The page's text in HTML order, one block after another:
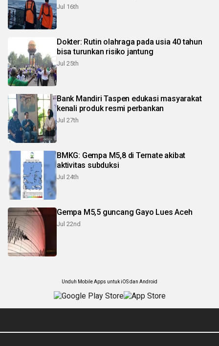
Jul 16th
Dokter: Rutin olahraga pada usia 40 tahun
bisa turunkan risiko jantung
Jul 25th
Bank Mandiri Taspen edukasi masyarakat
kenali produk resmi perbankan
Jul 27th
BMKG: Gempa M5,8 di Ternate akibat
aktivitas subduksi
Jul 24th
Gempa M5,5 guncang Gayo Lues Aceh
Jul 22nd
Unduh Mobile Apps untuk iOS dan Android